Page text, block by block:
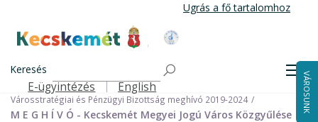
tartalomra
Ugrás a fő tartalomhoz
Kecskemét Város Honlapja
Keresés
Felső navigáció
E-ügyintézés English VÁROSUNK
Önkormányzat
Bizottságok 2014-2024
Városstratégiai és Pénzügyi Bizottság 2014-2024
Városstratégiai és Pénzügyi Bizottság meghívó 2019-2024
M E G H Í V Ó - Kecskemét Megyei Jogú Város Közgyűlése